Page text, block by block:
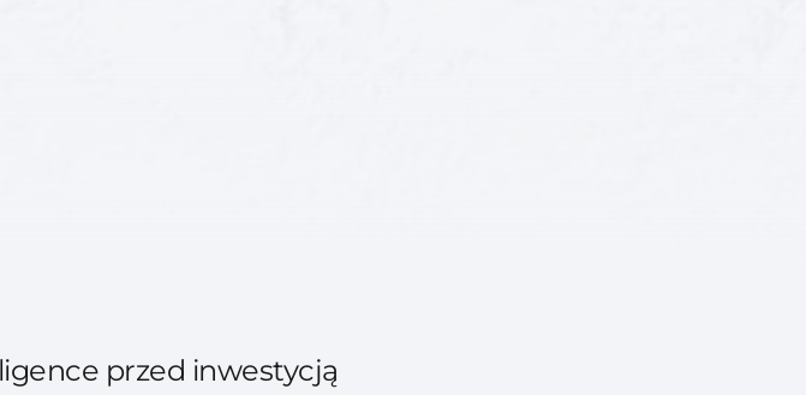
przed inwestycją